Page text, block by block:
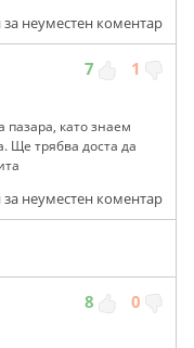
неуместен коментар
7 1
като знаем
Ще трябва доста да
неуместен коментар
8 0